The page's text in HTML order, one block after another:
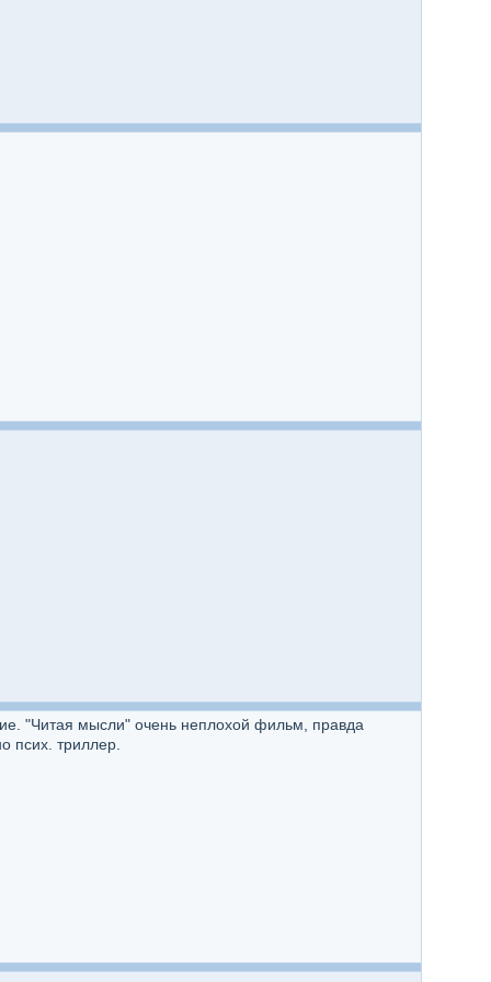
"Читая мысли" очень неплохой фильм, правда
псих. триллер.